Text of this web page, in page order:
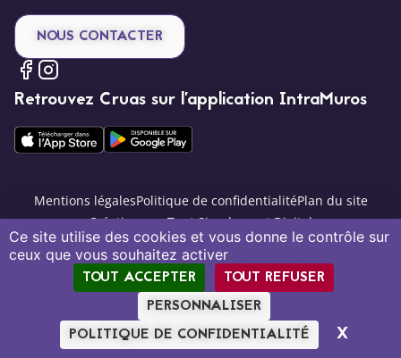
Ce site utilise des cookies et vous donne le contrôle sur
ceux que vous souhaitez activer
TOUT ACCEPTER
TOUT REFUSER
PERSONNALISER
POLITIQUE DE CONFIDENTIALITÉ
X
NOUS CONTACTER
Retrouvez Cruas sur l’application IntraMuros
Mentions légalesPolitique de confidentialitéPlan du site
Création par Tout Simplement Digital